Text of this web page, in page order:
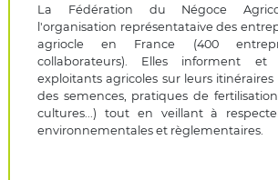
La Fédération du Négoce
l'organisation représentataive des
agriocle en France (400
collaborateurs). Elles informent et
exploitants agricoles sur leurs
des semences, pratiques de
cultures...) tout en veillant à
environnementales et règlementaires.